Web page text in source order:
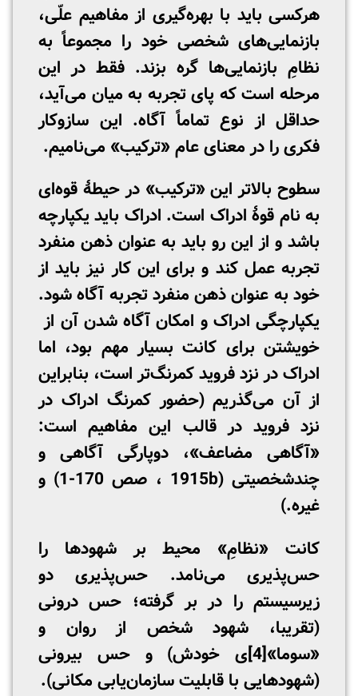
هرکسی باید با بهره‌گیری از مفاهیم علّی،
بازنمایی‌های شخصی خود را مجموعاً به
نظامِ بازنمایی‌ها گره بزند. فقط در این
مرحله است که پای تجربه به میان می‌آید،
حداقل از نوع تماماً آگاه. این سازوکار
فکری را در معنای عام «ترکیب» می‌نامیم.
سطوح بالاتر این «ترکیب» در حیطۀ‌ قوه‌ای
به نام قوۀ ادراک است. ادراک باید یکپارچه
باشد و از این رو باید به عنوان ذهن منفرد
تجربه عمل کند و برای این کار نیز باید از
خود به عنوان ذهن منفرد تجربه آگاه شود.
یکپارچگی ادراک و امکان آگاه شدن آن از
خویشتن برای کانت بسیار مهم بود، اما
ادراک در نزد فروید کمرنگ‌تر است، بنابراین
از آن می‌گذریم (حضور کمرنگ ادراک در
نزد فروید در قالب این مفاهیم است:
«آگاهی مضاعف»، دوپارگی آگاهی و
چندشخصیتی (1915b ، صص 170-1) و
غیره.)
کانت «نظامِ» محیط بر شهودها را
حس‌پذیری می‌نامد. حس‌پذیری دو
زیرسیستم را در بر گرفته؛ حس درونی
(تقریبا، شهود شخص از روان و
«سوما»[4] ی خودش) و حس بیرونی
(شهودهایی با قابلیت سازمان‌یابی مکانی).